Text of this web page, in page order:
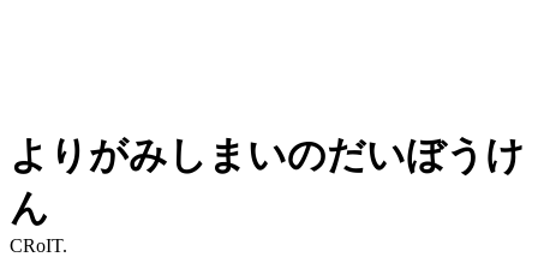
よりがみしまいのだいぼうけ
ん
CRoIT.